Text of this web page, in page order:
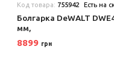
Код товара: 755942 Есть на
Болгарка DeWALT
мм,
8899 грн